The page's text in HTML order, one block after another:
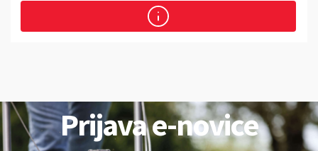
Prijava e-novice